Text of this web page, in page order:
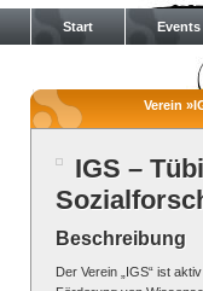
Start Events
Verein
IGS –
Beschreibung
Der Verein „IGS“ ist